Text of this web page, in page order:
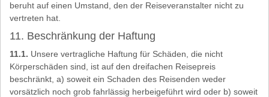
beruht auf einen Umstand, den der Reiseveranstalter nicht zu
vertreten hat.
11. Beschränkung der Haftung
11.1. Unsere vertragliche Haftung für Schäden, die nicht
Körperschäden sind, ist auf den dreifachen Reisepreis
beschränkt, a) soweit ein Schaden des Reisenden weder
vorsätzlich noch grob fahrlässig herbeigeführt wird oder b) soweit